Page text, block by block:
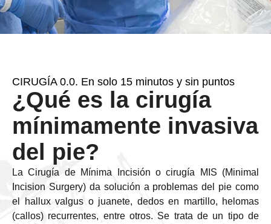
CIRUGÍA 0.0. En solo 15 minutos y sin puntos
¿Qué es la cirugía
mínimamente invasiva
del pie?
La Cirugía de Mínima Incisión o cirugía MIS (Minimal
Incision Surgery) da solución a problemas del pie como
el hallux valgus o juanete, dedos en martillo, helomas
(callos) recurrentes, entre otros. Se trata de un tipo de